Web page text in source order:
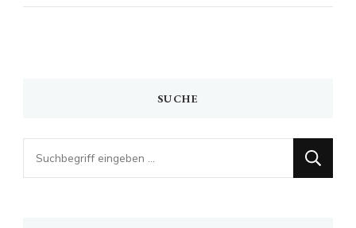
SUCHE
Looking
for